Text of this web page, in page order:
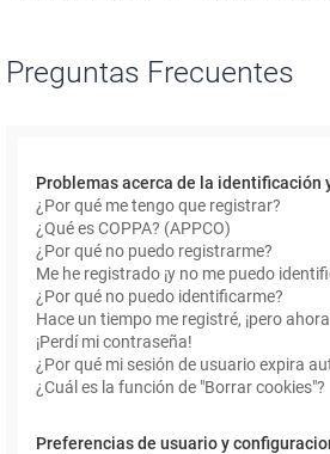
Preguntas Frecuentes
Problemas acerca de la identificación
¿Por qué me tengo que registrar?
¿Qué es COPPA? (APPCO)
¿Por qué no puedo registrarme?
Me he registrado ¡y no me puedo
¿Por qué no puedo identificarme?
Hace un tiempo me registré, ¡pero
¡Perdí mi contraseña!
¿Por qué mi sesión de usuario expira
¿Cuál es la función de "Borrar cookies"?
Preferencias de usuario y